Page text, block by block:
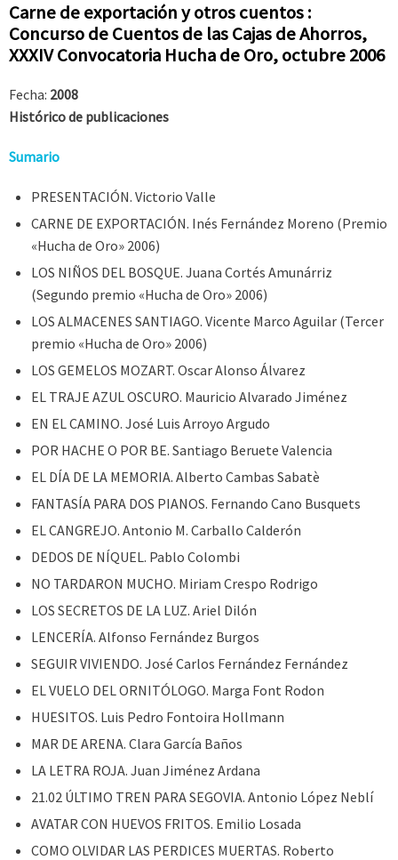
Carne de exportación y otros cuentos :
Concurso de Cuentos de las Cajas de Ahorros,
XXXIV Convocatoria Hucha de Oro, octubre 2006
Fecha: 2008
Histórico de publicaciones
Sumario
PRESENTACIÓN. Victorio Valle
CARNE DE EXPORTACIÓN. Inés Fernández Moreno (Premio
«Hucha de Oro» 2006)
LOS NIÑOS DEL BOSQUE. Juana Cortés Amunárriz
(Segundo premio «Hucha de Oro» 2006)
LOS ALMACENES SANTIAGO. Vicente Marco Aguilar (Tercer
premio «Hucha de Oro» 2006)
LOS GEMELOS MOZART. Oscar Alonso Álvarez
EL TRAJE AZUL OSCURO. Mauricio Alvarado Jiménez
EN EL CAMINO. José Luis Arroyo Argudo
POR HACHE O POR BE. Santiago Beruete Valencia
EL DÍA DE LA MEMORIA. Alberto Cambas Sabatè
FANTASÍA PARA DOS PIANOS. Fernando Cano Busquets
EL CANGREJO. Antonio M. Carballo Calderón
DEDOS DE NÍQUEL. Pablo Colombi
NO TARDARON MUCHO. Miriam Crespo Rodrigo
LOS SECRETOS DE LA LUZ. Ariel Dilón
LENCERÍA. Alfonso Fernández Burgos
SEGUIR VIVIENDO. José Carlos Fernández Fernández
EL VUELO DEL ORNITÓLOGO. Marga Font Rodon
HUESITOS. Luis Pedro Fontoira Hollmann
MAR DE ARENA. Clara García Baños
LA LETRA ROJA. Juan Jiménez Ardana
21.02 ÚLTIMO TREN PARA SEGOVIA. Antonio López Neblí
AVATAR CON HUEVOS FRITOS. Emilio Losada
COMO OLVIDAR LAS PERDICES MUERTAS. Roberto